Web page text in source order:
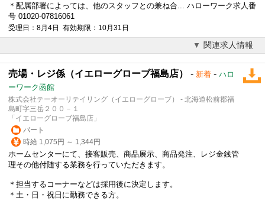
＊配属部署によっては、他のスタッフとの兼ね合... ハローワーク求人番
号 01020-07816061
受理日：8月4日 有効期限：10月31日
関連求人情報
売場・レジ係（イエローグローブ福島店） - 新着 - ハロ
ーワーク函館
株式会社テーオーリテイリング（イエローグローブ） - 北海道松前郡福
島町字三岳２００－１
「イエローグローブ福島店」
パート
時給 1,075円 ～ 1,344円
ホームセンターにて、接客販売、商品展示、商品発注、レジ金銭管
理その他付随する業務を行っていただきます。
＊担当するコーナーなどは採用後に決定します。
＊土・日・祝日に勤務できる方。